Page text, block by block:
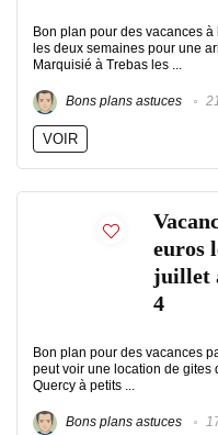
Bon plan pour des vacances
les deux semaines pour une
Marquisié à Trebas les ...
Bons plans astuces
VOIR
euros
juillet
4
Bon plan pour des vacances
peut voir une location de gites
Quercy à petits ...
Bons plans astuces